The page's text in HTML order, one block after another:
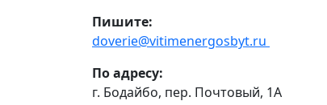
Пишите:
doverie@vitimenergosbyt.ru
По адресу:
г. Бодайбо, пер. Почтовый, 1А